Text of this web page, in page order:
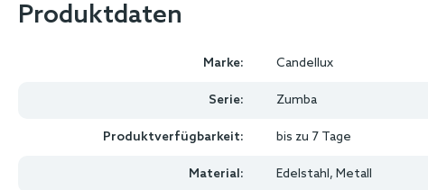
Produktdaten
Marke: Candellux
Serie: Zumba
Produktverfügbarkeit: bis zu 7 Tage
Material: Edelstahl, Metall